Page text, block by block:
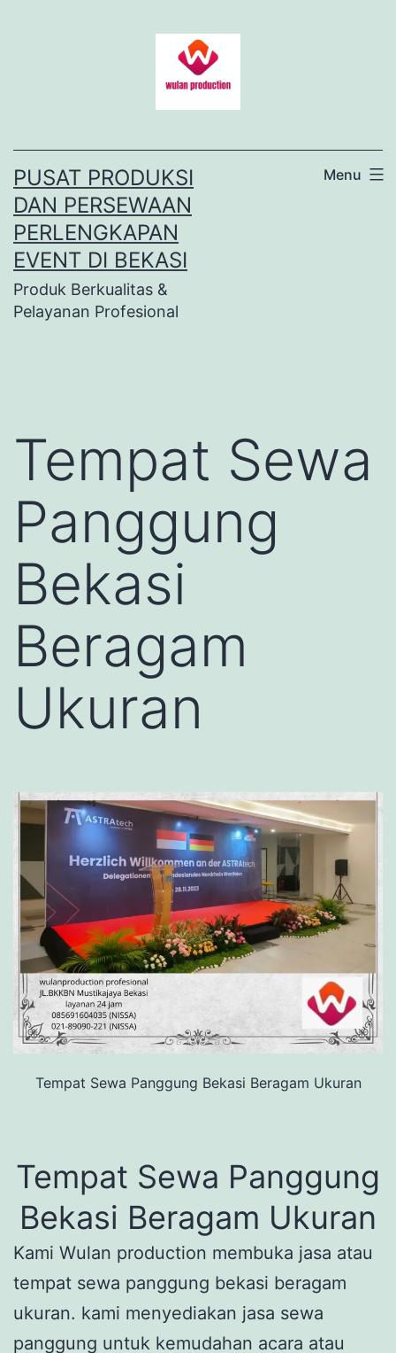
PUSAT PRODUKSI
DAN PERSEWAAN
PERLENGKAPAN
EVENT DI BEKASI
Produk Berkualitas &
Pelayanan Profesional
Menu
Tempat Sewa
Panggung
Bekasi
Beragam
Ukuran
Tempat Sewa Panggung Bekasi Beragam Ukuran
Tempat Sewa Panggung
Bekasi Beragam Ukuran
Kami Wulan production membuka jasa atau
tempat sewa panggung bekasi beragam
ukuran. kami menyediakan jasa sewa
panggung untuk kemudahan acara atau